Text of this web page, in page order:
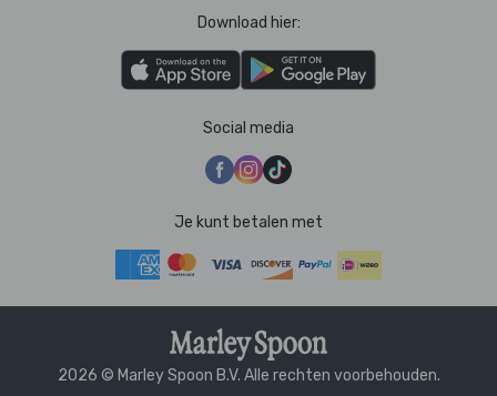
Download hier:
Social media
Je kunt betalen met
2026 © Marley Spoon B.V. Alle rechten voorbehouden.